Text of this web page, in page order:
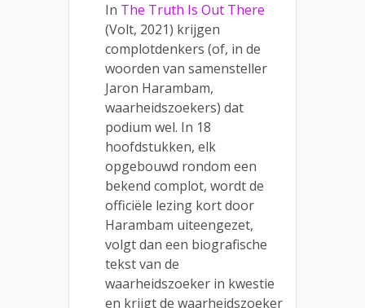
In The Truth Is Out There
(Volt, 2021) krijgen
complotdenkers (of, in de
woorden van samensteller
Jaron Harambam,
waarheidszoekers) dat
podium wel. In 18
hoofdstukken, elk
opgebouwd rondom een
bekend complot, wordt de
officiële lezing kort door
Harambam uiteengezet,
volgt dan een biografische
tekst van de
waarheidszoeker in kwestie
en krijgt de waarheidszoeker